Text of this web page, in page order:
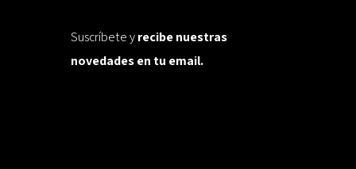
Suscríbete yrecibe nuestras
novedades en tu email.